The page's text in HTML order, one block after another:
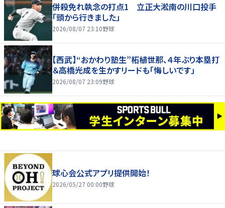
併殺免れ執念の打点1 立正大淞南の川口投手
「頭から行きました」
2026/08/07 23:10野球
【西武】“おかわり塾生”柘植世那、４年ぶり本塁打
＆高橋光成を生かすリードも「悔しいです」
2026/08/07 23:09野球
球心会公式アプリ提供開始！
2026/05/27 00:00野球